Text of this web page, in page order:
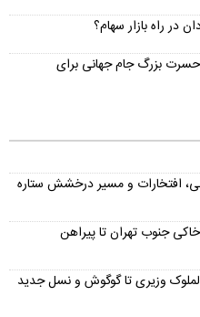
در راه بازار سهام؟
حسرت بزرگ جام جهانی برای
افتخارات و مسیر درخشش ستاره
جنوب تهران تا پیراهن
وزیری تا گوگوش و نسل جدید